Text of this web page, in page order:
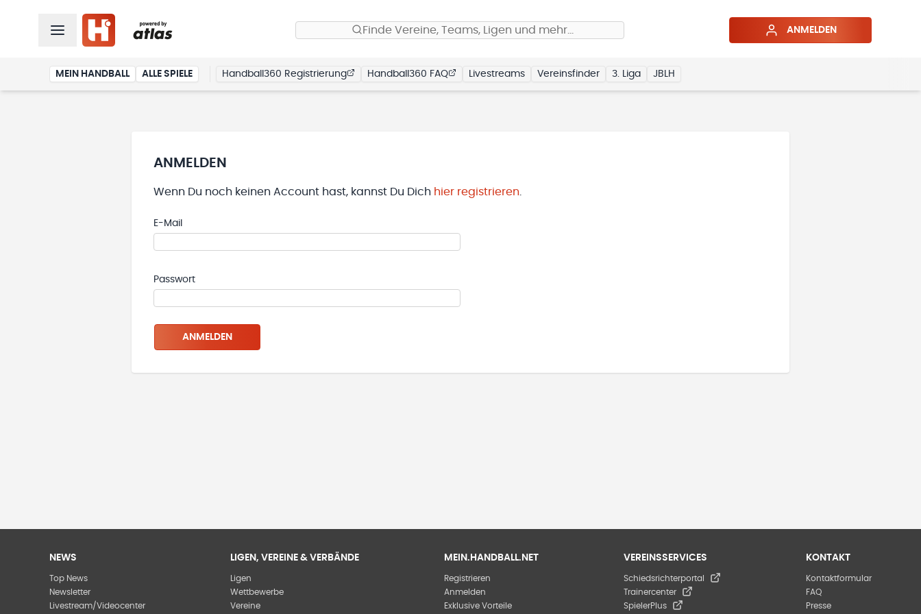
Finde Vereine, Teams, Ligen und mehr… ANMELDEN
MEIN HANDBALL ALLE SPIELE Handball360 Registrierung Handball360 FAQ Livestreams Vereinsfinder 3. Liga JBLH
ANMELDEN
Wenn Du noch keinen Account hast, kannst Du Dich hier registrieren
E-Mail
Passwort
ANMELDEN
NEWS
Top News
Newsletter
Livestream/Videocenter
LIGEN, VEREINE & VERBÄNDE
Ligen
Wettbewerbe
Vereine
MEIN.HANDBALL.NET
Registrieren
Anmelden
Exklusive Vorteile
VEREINSSERVICES
Schiedsrichterportal
Trainercenter
SpielerPlus
KONTAKT
Kontaktformular
FAQ
Presse